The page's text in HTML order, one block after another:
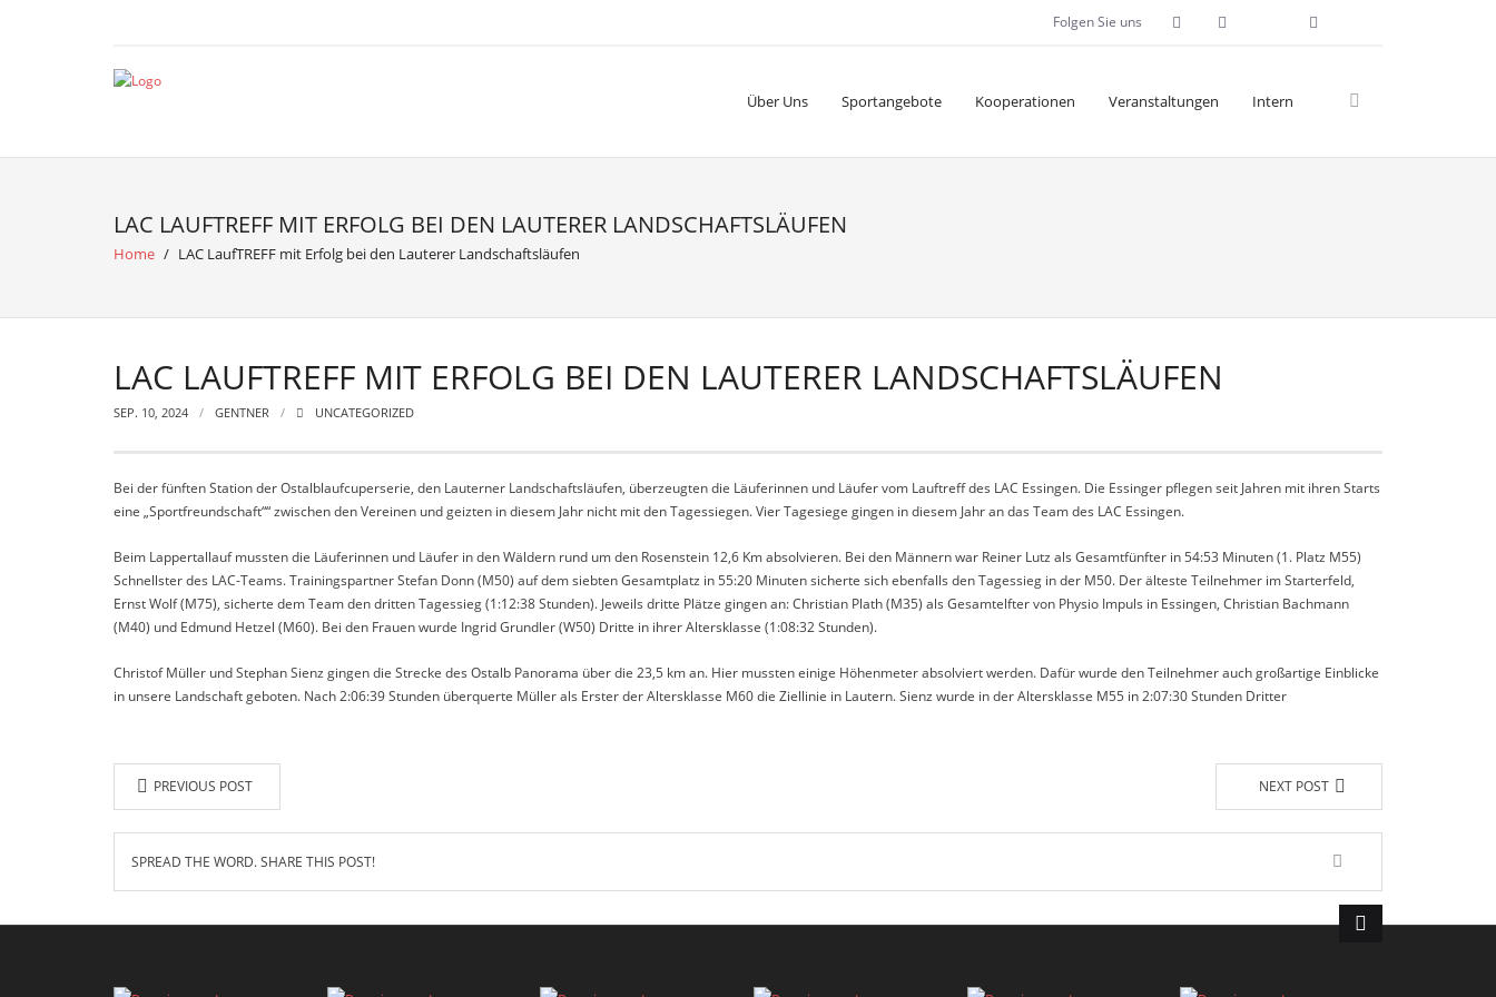
Folgen Sie uns
Über Uns Sportangebote Kooperationen Veranstaltungen Intern
LAC LAUFTREFF MIT ERFOLG BEI DEN LAUTERER LANDSCHAFTSLÄUFEN
Home / LAC LaufTREFF mit Erfolg bei den Lauterer Landschaftsläufen
LAC LAUFTREFF MIT ERFOLG BEI DEN LAUTERER LANDSCHAFTSLÄUFEN
SEP. 10, 2024 GENTNER UNCATEGORIZED
Bei der fünften Station der Ostalblaufcuperserie, den Lauterner Landschaftsläufen, überzeugten die Läuferinnen und Läufer vom Lauftreff des LAC Essingen. Die Essinger pflegen seit Jahren mit ihren Starts
eine „Sportfreundschaft““ zwischen den Vereinen und geizten in diesem Jahr nicht mit den Tagessiegen. Vier Tagesiege gingen in diesem Jahr an das Team des LAC Essingen.
Beim Lappertallauf mussten die Läuferinnen und Läufer in den Wäldern rund um den Rosenstein 12,6 Km absolvieren. Bei den Männern war Reiner Lutz als Gesamtfünfter in 54:53 Minuten (1. Platz M55)
Schnellster des LAC-Teams. Trainingspartner Stefan Donn (M50) auf dem siebten Gesamtplatz in 55:20 Minuten sicherte sich ebenfalls den Tagessieg in der M50. Der älteste Teilnehmer im Starterfeld,
Ernst Wolf (M75), sicherte dem Team den dritten Tagessieg (1:12:38 Stunden). Jeweils dritte Plätze gingen an: Christian Plath (M35) als Gesamtelfter von Physio Impuls in Essingen, Christian Bachmann
(M40) und Edmund Hetzel (M60). Bei den Frauen wurde Ingrid Grundler (W50) Dritte in ihrer Altersklasse (1:08:32 Stunden).
Christof Müller und Stephan Sienz gingen die Strecke des Ostalb Panorama über die 23,5 km an. Hier mussten einige Höhenmeter absolviert werden. Dafür wurde den Teilnehmer auch großartige Einblicke
in unsere Landschaft geboten. Nach 2:06:39 Stunden überquerte Müller als Erster der Altersklasse M60 die Ziellinie in Lautern. Sienz wurde in der Altersklasse M55 in 2:07:30 Stunden Dritter
PREVIOUS POST NEXT POST
SPREAD THE WORD. SHARE THIS POST!